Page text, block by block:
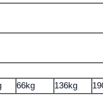
66kg 136kg